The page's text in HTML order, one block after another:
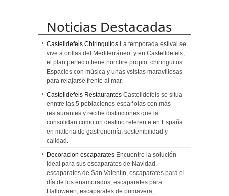
Noticias Destacadas
Castelldefels Chiringuitos La temporada estival se
vive a orillas del Mediterráneo, y en Castelldefels,
el plan perfecto tiene nombre propio: chiringuitos.
Espacios con música y unas vsistas maravillosas
para relajarse frente al mar.
Castelldefels Restaurantes Castelldefels se situa
enntre las 5 poblaciones españolas con más
restaurantes y recibe distinciones que la
consolidan como un destino referente en España
en materia de gastronomía, sostenibilidad y
calidad.
Decoracion escaparates Encuentre la solución
ideal para sus escaparates de Navidad,
escaparates de San Valentín, escaparates para el
día de los enamorados, escaparates para
Halloween, escaparates de primavera,